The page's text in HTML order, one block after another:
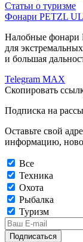
Статьи о туризме
Фонари PETZL
Налобные фонари
для
и большая
Telegram MAX
Скопировать
Подписка на
Оставьте свой
информацию,
Все
Техника
Охота
Рыбалка
Туризм
Подписаться